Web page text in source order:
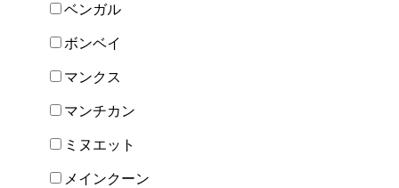
ベンガル
ボンベイ
マンクス
マンチカン
ミヌエット
メインクーン